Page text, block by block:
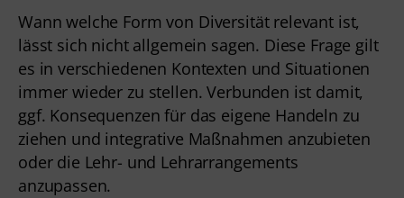
Wann welche Form von Diversität relevant ist,
lässt sich nicht allgemein sagen. Diese Frage gilt
es in verschiedenen Kontexten und Situationen
immer wieder zu stellen. Verbunden ist damit,
ggf. Konsequenzen für das eigene Handeln zu
ziehen und integrative Maßnahmen anzubieten
oder die Lehr- und Lehrarrangements
anzupassen.